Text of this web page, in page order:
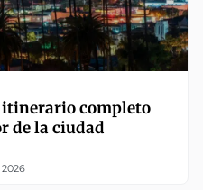
itinerario completo
de la ciudad